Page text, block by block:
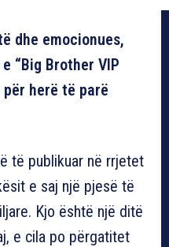
dhe emocionues,
“Big Brother VIP
herë të parë
të publikuar në rrjetet
e saj një pjesë të
Kjo është një ditë
e cila po përgatitet